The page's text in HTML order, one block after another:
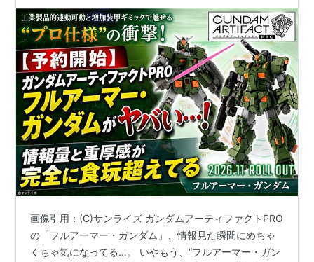
画像引用：(C)サンライズ ガンダムアーティファクトPRO
の「フルアーマー・ガンダム」、情報見た瞬間にめちゃ
くちゃ気になってる…。 いやもう、“フルアーマー・ガン